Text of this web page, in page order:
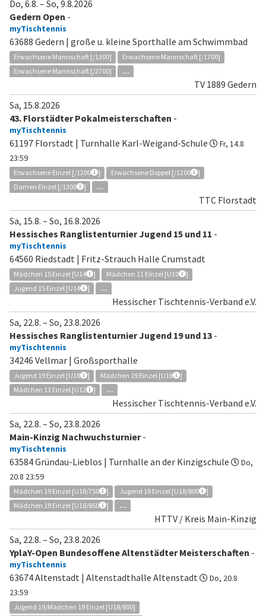
Do, 6.8. – So, 9.8.2026
Gedern Open -
myTischtennis
63688 Gedern | große u. kleine Sporthalle am Schwimmbad
Erwachsene Mannschaft [/1300]
Erwachsene Mannschaft [/1700]
Erwachsene Mannschaft [/2700]
...
TV 1889 Gedern
Sa, 15.8.2026
43. Florstädter Pokalmeisterschaften -
myTischtennis
61197 Florstadt | Turnhalle Karl-Weigand-Schule
Fr, 14.8
23:59
Erwachsene Einzel [/1200 ] Erwachsene Doppel [/1200
]
Damen Einzel [/1300
] ...
TTC Florstadt
Sa, 15.8. – So, 16.8.2026
Hessisches Ranglistenturnier Jugend 15 und 11 -
myTischtennis
64560 Riedstadt | Fritz-Strauch Halle Crumstadt
Mädchen 15 Einzel [U14 ] Mädchen 11 Einzel [U10
]
Jugend 15 Einzel [U14
] ...
Hessischer Tischtennis-Verband e.V.
Sa, 22.8. – So, 23.8.2026
Hessisches Ranglistenturnier Jugend 19 und 13 -
myTischtennis
34246 Vellmar | Großsporthalle
Jugend 19 Einzel [U18 ] Mädchen 19 Einzel [U18
]
Mädchen 13 Einzel [U12
] ...
Hessischer Tischtennis-Verband e.V.
Sa, 22.8. – So, 23.8.2026
Main-Kinzig Nachwuchsturnier -
myTischtennis
63584 Gründau-Lieblos | Turnhalle an der Kinzigschule
Do,
20.8 23:59
Mädchen 19 Einzel [U18/750 ] Jugend 19 Einzel [U18/800
]
Mädchen 19 Einzel [U18/850
] ...
HTTV / Kreis Main-Kinzig
Sa, 22.8. – So, 23.8.2026
YplaY-Open Bundesoffene Altenstädter Meisterschaften -
myTischtennis
63674 Altenstadt | Altenstadthalle Altenstadt
Do, 20.8
23:59
Jugend 19/Mädchen 19 Einzel [U18/800]